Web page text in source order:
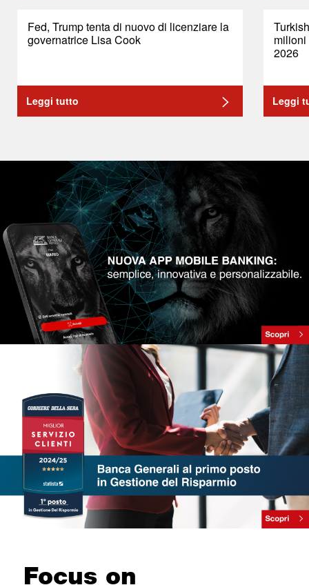
Fed, Trump tenta di nuovo di licenziare la
governatrice Lisa Cook
Leggi tutto
2026
Leggi
Focus on